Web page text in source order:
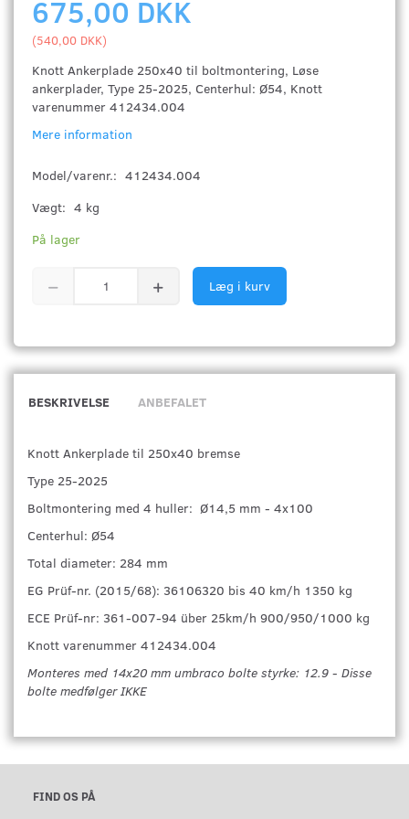
675,00 DKK
(540,00 DKK)
Knott Ankerplade 250x40 til boltmontering, Løse
ankerplader, Type 25-2025, Centerhul: Ø54, Knott
varenummer 412434.004
Mere information
Model/varenr.: 412434.004
Vægt: 4 kg
På lager
Læg i kurv
BESKRIVELSE ANBEFALET
Knott Ankerplade til 250x40 bremse
Type 25-2025
Boltmontering med 4 huller: Ø14,5 mm - 4x100
Centerhul: Ø54
Total diameter: 284 mm
EG Prüf-nr. (2015/68): 36106320 bis 40 km/h 1350 kg
ECE Prüf-nr: 361-007-94 über 25km/h 900/950/1000 kg
Knott varenummer 412434.004
Monteres med 14x20 mm umbraco bolte styrke: 12.9 - Disse
bolte medfølger IKKE
FIND OS PÅ